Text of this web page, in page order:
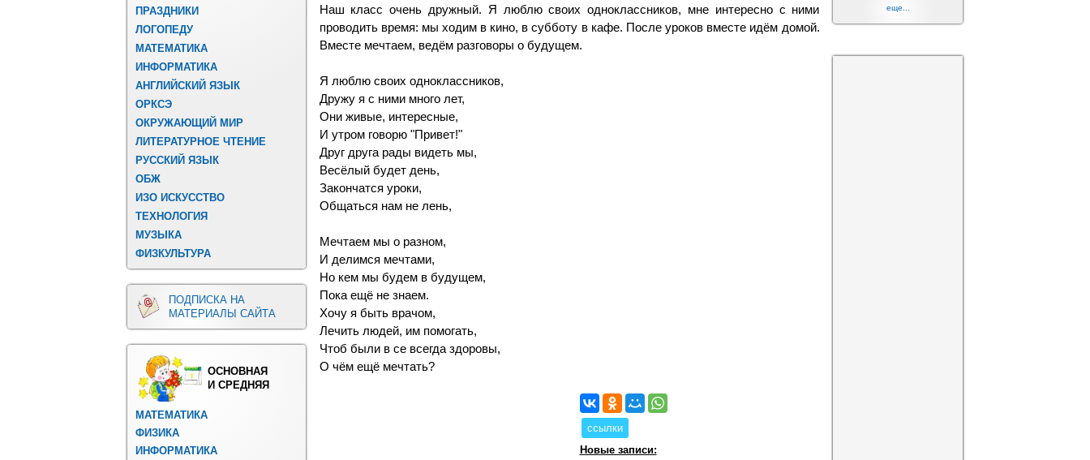
ПРАЗДНИКИ
ЛОГОПЕДУ
МАТЕМАТИКА
ИНФОРМАТИКА
АНГЛИЙСКИЙ ЯЗЫК
ОРКСЭ
ОКРУЖАЮЩИЙ МИР
ЛИТЕРАТУРНОЕ ЧТЕНИЕ
РУССКИЙ ЯЗЫК
ОБЖ
ИЗО ИСКУССТВО
ТЕХНОЛОГИЯ
МУЗЫКА
ФИЗКУЛЬТУРА
ПОДПИСКА НА
МАТЕРИАЛЫ САЙТА
ОСНОВНАЯ
И СРЕДНЯЯ
МАТЕМАТИКА
ФИЗИКА
ИНФОРМАТИКА
Наш класс очень дружный. Я люблю своих одноклассников, мне интересно с ними
проводить время: мы ходим в кино, в субботу в кафе. После уроков вместе идём домой.
Вместе мечтаем, ведём разговоры о будущем.
Я люблю своих одноклассников,
Дружу я с ними много лет,
Они живые, интересные,
И утром говорю "Привет!"
Друг друга рады видеть мы,
Весёлый будет день,
Закончатся уроки,
Общаться нам не лень,
Мечтаем мы о разном,
И делимся мечтами,
Но кем мы будем в будущем,
Пока ещё не знаем.
Хочу я быть врачом,
Лечить людей, им помогать,
Чтоб были в се всегда здоровы,
О чём ещё мечтать?
ссылки
Новые записи:
еще...